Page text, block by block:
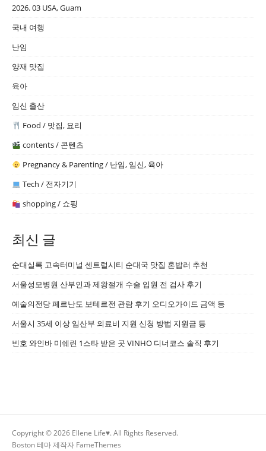
2026. 03 USA, Guam
국내 여행
난임
양재 맛집
육아
임신 출산
Food / 맛집, 요리
contents / 콘텐츠
Pregnancy & Parenting / 난임, 임신, 육아
Tech / 전자기기
shopping / 쇼핑
최신 글
순대실록 고속터미널 센트럴시티 순대국 맛집 혼밥러 추천
서울성모병원 산부인과 제왕절개 수술 입원 전 검사 후기
예술의전당 페르난도 보테르전 관람 후기 오디오가이드 금액 등
서울시 35세 이상 임산부 의료비 지원 신청 방법 지원금 등
빈호 와인바 미쉐린 1스타 받은 곳 VINHO 디너코스 솔직 후기
Copyright © 2026 Ellene Life♥. All Rights Reserved.
Boston 테마 제작자 FameThemes